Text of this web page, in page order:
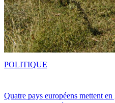
Quatre pays européens mettent
POLITIQUE